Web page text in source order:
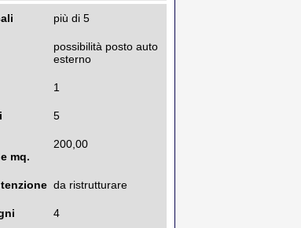
più di 5
possibilità posto auto
esterno
1
5
mq.
200,00
da ristrutturare
4